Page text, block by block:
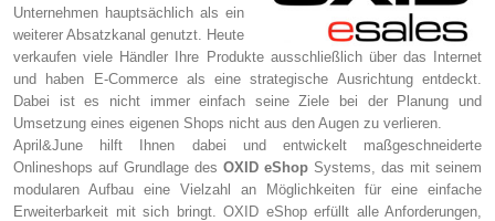
Unternehmen hauptsächlich als ein
weiterer Absatzkanal genutzt. Heute
verkaufen viele Händler Ihre Produkte ausschließlich über das Internet
und haben E-Commerce als eine strategische Ausrichtung entdeckt.
Dabei ist es nicht immer einfach seine Ziele bei der Planung und
Umsetzung eines eigenen Shops nicht aus den Augen zu verlieren.
April&June hilft Ihnen dabei und entwickelt maßgeschneiderte
Onlineshops auf Grundlage des OXID eShop Systems, das mit seinem
modularen Aufbau eine Vielzahl an Möglichkeiten für eine einfache
Erweiterbarkeit mit sich bringt. OXID eShop erfüllt alle Anforderungen,